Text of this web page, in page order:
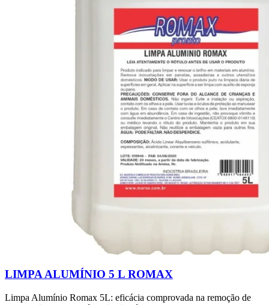
LIMPA ALUMÍNIO 5 L ROMAX
Limpa Alumínio Romax 5L: eficácia comprovada na remoção de